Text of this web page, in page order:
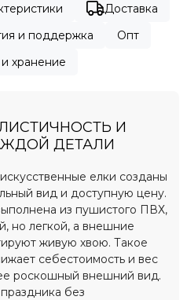
Доставка
и поддержка
Опт
хранение
И
ДЕТАЛИ
елки созданы
вид и доступную цену.
из пушистого ПВХ,
но легкой, а внешние
живую хвою. Такое
себестоимость и вес
роскошный внешний вид.
без